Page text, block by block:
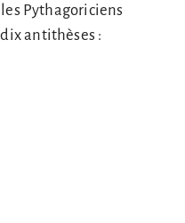
Pythagoriciens
antithèses :